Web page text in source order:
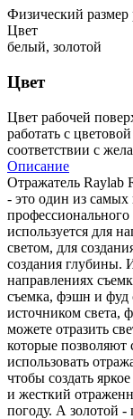
Физический размер
Цвет
белый, золотой
Цвет
Цвет рабочей
работать с
соответствии с
Описание
Отражатель Raylab
- это один из
используется для
светом, для
создания глубины.
направлениях
съемка, фэшн и фуд
источником света,
можете отразить
которые позволяют
использовать
чтобы создать
и жесткий
погоду. А золотой -